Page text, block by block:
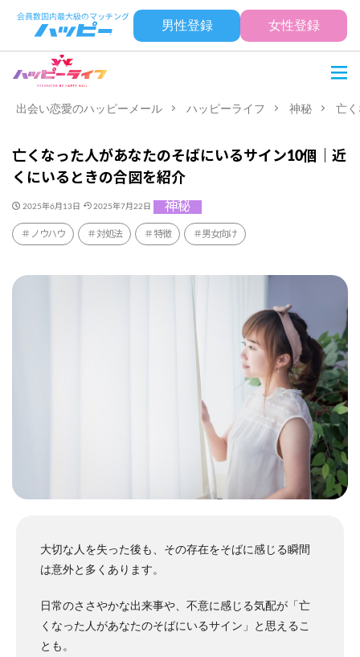
男性登録 女性登録
出会い恋愛のハッピーメール ハッピーライフ 神秘 亡
亡くなった人があなたのそばにいるサイン10個｜近
くにいるときの合図を紹介
2025年6月13日 2025年7月22日 神秘
ノウハウ 対処法 特徴 男女向け
大切な人を失った後も、その存在をそばに感じる瞬間
は意外と多くあります。
日常のささやかな出来事や、不意に感じる気配が「亡
くなった人があなたのそばにいるサイン」と思えるこ
とも。